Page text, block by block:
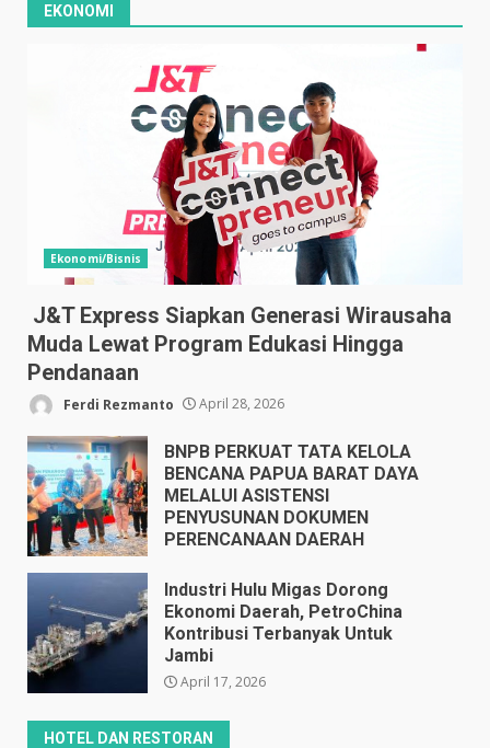
EKONOMI
Ekonomi/Bisnis
J&T Express Siapkan Generasi Wirausaha
Muda Lewat Program Edukasi Hingga
Pendanaan
Ferdi Rezmanto April 28, 2026
BNPB PERKUAT TATA KELOLA
BENCANA PAPUA BARAT DAYA
MELALUI ASISTENSI
PENYUSUNAN DOKUMEN
PERENCANAAN DAERAH
Industri Hulu Migas Dorong
Ekonomi Daerah, PetroChina
Kontribusi Terbanyak Untuk
Jambi
April 17, 2026
HOTEL DAN RESTORAN